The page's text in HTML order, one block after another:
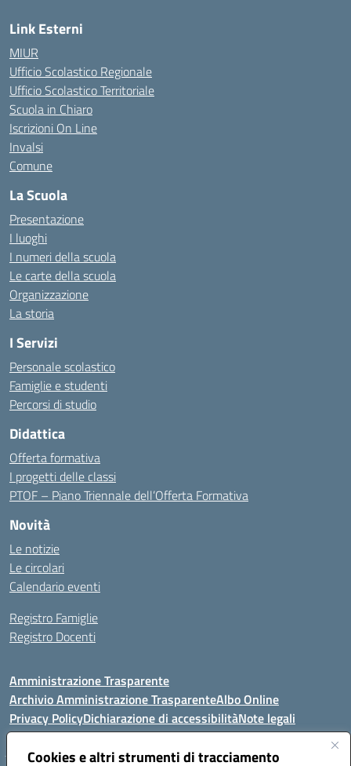
Cookies e altri strumenti di tracciamento
Link Esterni
MIUR
Ufficio Scolastico Regionale
Ufficio Scolastico Territoriale
Scuola in Chiaro
Iscrizioni On Line
Invalsi
Comune
La Scuola
Presentazione
I luoghi
I numeri della scuola
Le carte della scuola
Organizzazione
La storia
I Servizi
Personale scolastico
Famiglie e studenti
Percorsi di studio
Didattica
Offerta formativa
I progetti delle classi
PTOF – Piano Triennale dell’Offerta Formativa
Novità
Le notizie
Le circolari
Calendario eventi
Registro Famiglie
Registro Docenti
Amministrazione Trasparente
Archivio Amministrazione TrasparenteAlbo Online
Privacy PolicyDichiarazione di accessibilitàNote legali